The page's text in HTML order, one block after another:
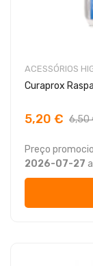
ACESSÓRIOS
Curaprox
5,20 € 6,50
Preço
2026-07-27